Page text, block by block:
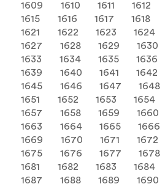
1609
1610 1611 1612
1615
1616 1617 1618
1621
1622 1623 1624
1627
1628 1629 1630
1633
1634 1635 1636
1639
1640 1641 1642
1645
1646 1647 1648
1651
1652 1653 1654
1657
1658 1659 1660
1663
1664 1665 1666
1669
1670 1671 1672
1675
1676 1677 1678
1681
1682 1683 1684
1687
1688 1689 1690